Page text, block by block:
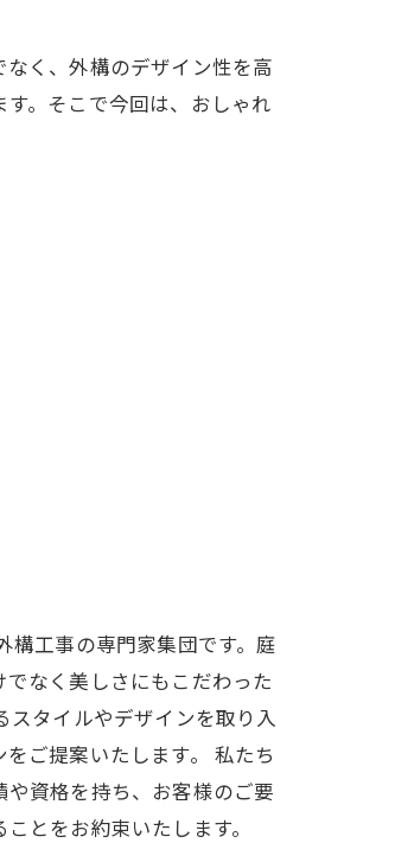
く、外構のデザイン性を高
。そこで今回は、おしゃれ
構工事の専門家集団です。庭
なく美しさにもこだわった
スタイルやデザインを取り入
ご提案いたします。 私たち
資格を持ち、お客様のご要
とをお約束いたします。